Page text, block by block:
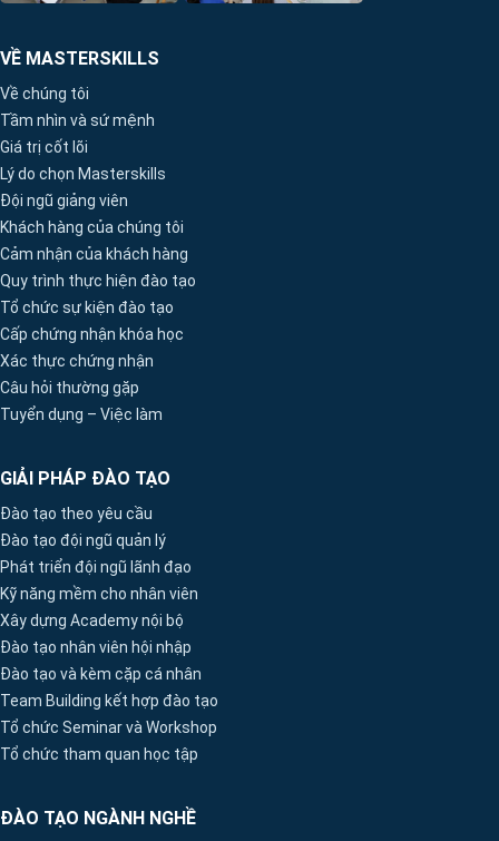
VỀ MASTERSKILLS
Về chúng tôi
Tầm nhìn và sứ mệnh
Giá trị cốt lõi
Lý do chọn Masterskills
Đội ngũ giảng viên
Khách hàng của chúng tôi
Cảm nhận của khách hàng
Quy trình thực hiện đào tạo
Tổ chức sự kiện đào tạo
Cấp chứng nhận khóa học
Xác thực chứng nhận
Câu hỏi thường gặp
Tuyển dụng – Việc làm
GIẢI PHÁP ĐÀO TẠO
Đào tạo theo yêu cầu
Đào tạo đội ngũ quản lý
Phát triển đội ngũ lãnh đạo
Kỹ năng mềm cho nhân viên
Xây dựng Academy nội bộ
Đào tạo nhân viên hội nhập
Đào tạo và kèm cặp cá nhân
Team Building kết hợp đào tạo
Tổ chức Seminar và Workshop
Tổ chức tham quan học tập
ĐÀO TẠO NGÀNH NGHỀ